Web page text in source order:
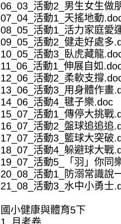
06_03_活動2_男生女生做
07_04_活動1_天搖地動
08_05_活動1_活力家庭愛
09_05_活動2_健走好處多
10_05_活動3_臥虎藏龍
11_06_活動1_伸展自如
12_06_活動2_柔軟支撐
13_06_活動3_用身體作畫
14_06_活動4_毽子樂.doc
15_07_活動1_傳停大挑戰
16_07_活動2_盤球追追追
17_07_活動3_籃球大突破
18_07_活動4_躲避球大戰
19_07_活動5_「羽」你同
20_08_活動1_防溺常識說
21_08_活動3_水中小勇士
國小健康與體育5下